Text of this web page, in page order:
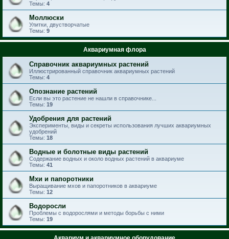
Темы: 4
Моллюски
Улитки, двустворчатые
Темы: 9
Аквариумная флора
Справочник аквариумных растений
Иллюстрированный справочник аквариумных растений
Темы: 4
Опознание растений
Если вы это растение не нашли в справочнике...
Темы: 19
Удобрения для растений
Эксперименты, виды и секреты использования лучших аквариумных
удобрений
Темы: 18
Водные и болотные виды растений
Содержание водных и около водных растений в аквариуме
Темы: 41
Мхи и папоротники
Выращивание мхов и папоротников в аквариуме
Темы: 12
Водоросли
Проблемы с водорослями и методы борьбы с ними
Темы: 19